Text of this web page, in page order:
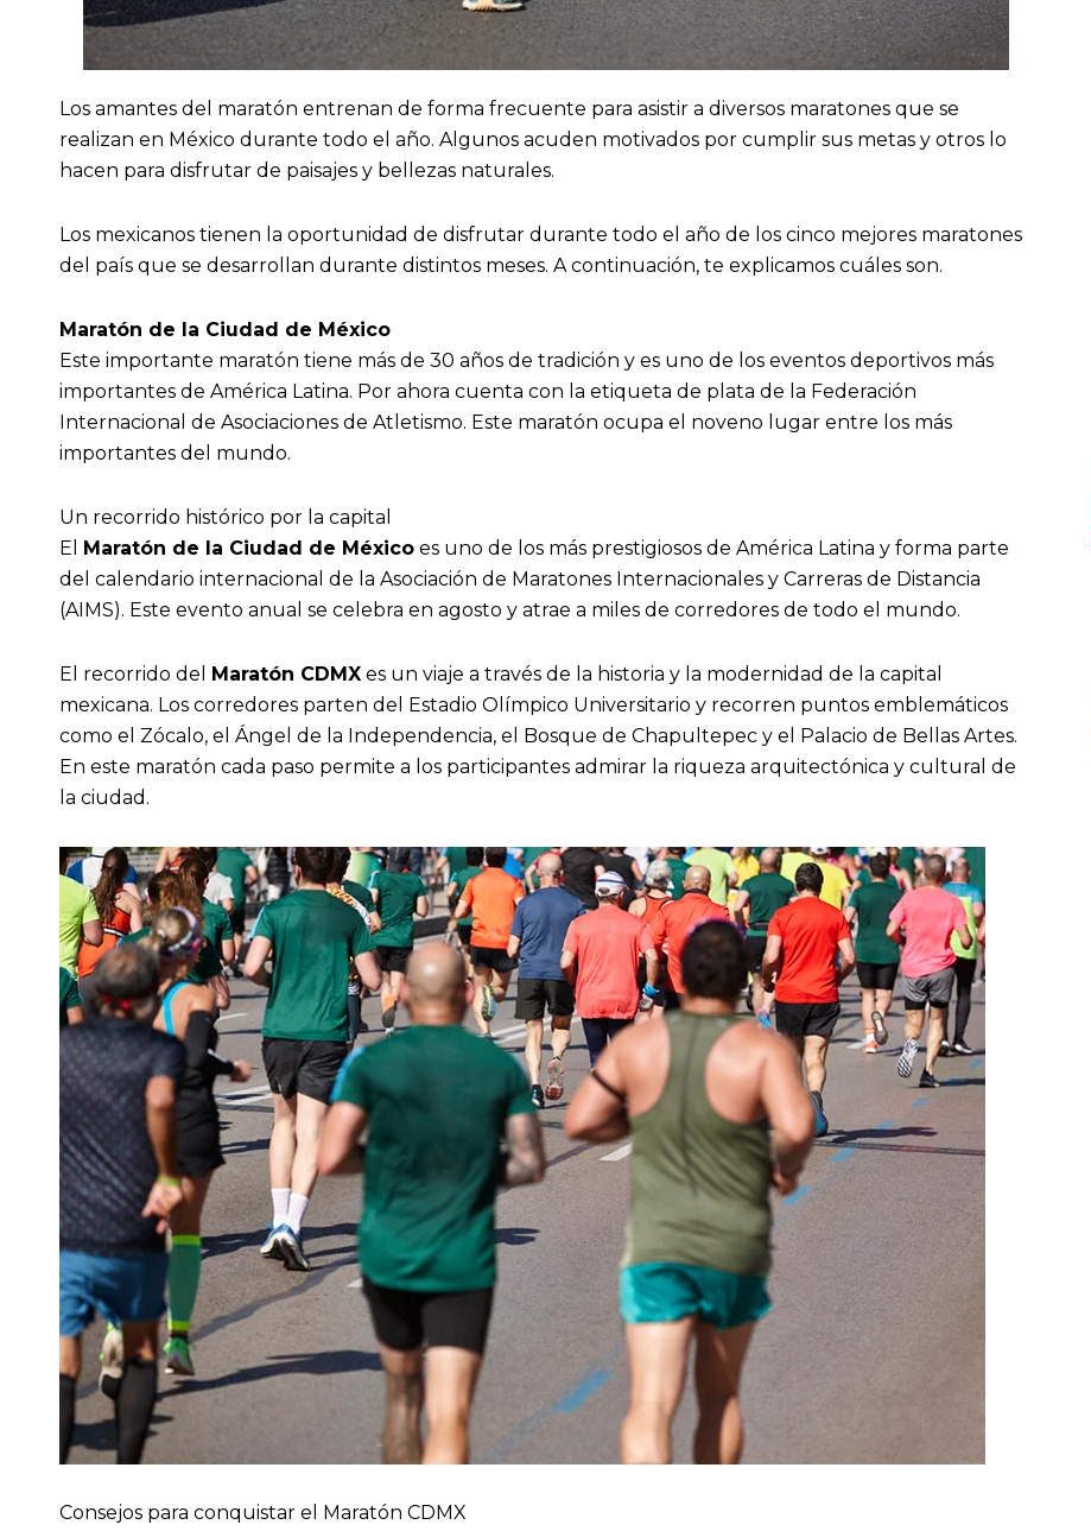
Los amantes del maratón entrenan de forma frecuente para asistir a diversos maratones que se
realizan en México durante todo el año. Algunos acuden motivados por cumplir sus metas y otros lo
hacen para disfrutar de paisajes y bellezas naturales.
Los mexicanos tienen la oportunidad de disfrutar durante todo el año de los cinco mejores maratones
del país que se desarrollan durante distintos meses. A continuación, te explicamos cuáles son.
Maratón de la Ciudad de México
Este importante maratón tiene más de 30 años de tradición y es uno de los eventos deportivos más
importantes de América Latina. Por ahora cuenta con la etiqueta de plata de la Federación
Internacional de Asociaciones de Atletismo. Este maratón ocupa el noveno lugar entre los más
importantes del mundo.
Un recorrido histórico por la capital
El Maratón de la Ciudad de México es uno de los más prestigiosos de América Latina y forma parte
del calendario internacional de la Asociación de Maratones Internacionales y Carreras de Distancia
(AIMS). Este evento anual se celebra en agosto y atrae a miles de corredores de todo el mundo.
El recorrido del Maratón CDMX es un viaje a través de la historia y la modernidad de la capital
mexicana. Los corredores parten del Estadio Olímpico Universitario y recorren puntos emblemáticos
como el Zócalo, el Ángel de la Independencia, el Bosque de Chapultepec y el Palacio de Bellas Artes.
En este maratón cada paso permite a los participantes admirar la riqueza arquitectónica y cultural de
la ciudad.
Consejos para conquistar el Maratón CDMX